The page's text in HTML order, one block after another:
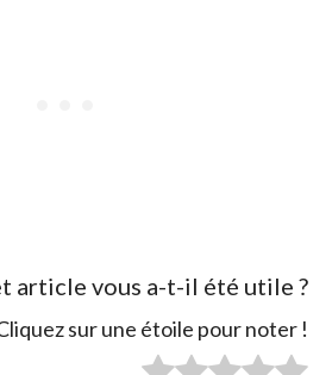
article vous a-t-il été utile ?
sur une étoile pour noter !